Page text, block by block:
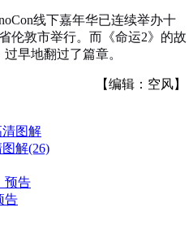
线下嘉年华已连续举办十
伦敦市举行。而《命运2》的故
早地翻过了篇章。
【编辑：空风】
解(26)
告